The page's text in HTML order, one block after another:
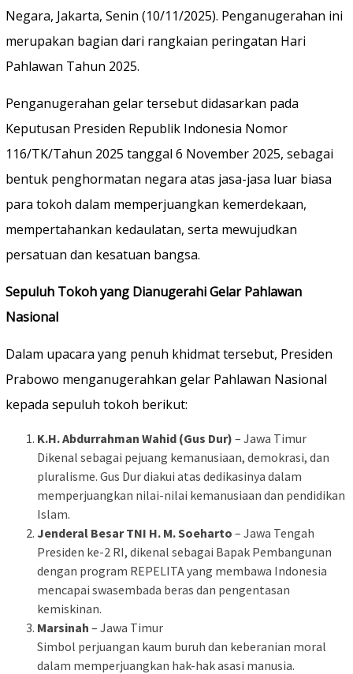
Negara, Jakarta, Senin (10/11/2025). Penganugerahan ini
merupakan bagian dari rangkaian peringatan Hari
Pahlawan Tahun 2025.
Penganugerahan gelar tersebut didasarkan pada
Keputusan Presiden Republik Indonesia Nomor
116/TK/Tahun 2025 tanggal 6 November 2025, sebagai
bentuk penghormatan negara atas jasa-jasa luar biasa
para tokoh dalam memperjuangkan kemerdekaan,
mempertahankan kedaulatan, serta mewujudkan
persatuan dan kesatuan bangsa.
Sepuluh Tokoh yang Dianugerahi Gelar Pahlawan
Nasional
Dalam upacara yang penuh khidmat tersebut, Presiden
Prabowo menganugerahkan gelar Pahlawan Nasional
kepada sepuluh tokoh berikut:
K.H. Abdurrahman Wahid (Gus Dur) – Jawa Timur
Dikenal sebagai pejuang kemanusiaan, demokrasi, dan
pluralisme. Gus Dur diakui atas dedikasinya dalam
memperjuangkan nilai-nilai kemanusiaan dan pendidikan
Islam.
Jenderal Besar TNI H. M. Soeharto – Jawa Tengah
Presiden ke-2 RI, dikenal sebagai Bapak Pembangunan
dengan program REPELITA yang membawa Indonesia
mencapai swasembada beras dan pengentasan
kemiskinan.
Marsinah – Jawa Timur
Simbol perjuangan kaum buruh dan keberanian moral
dalam memperjuangkan hak-hak asasi manusia.